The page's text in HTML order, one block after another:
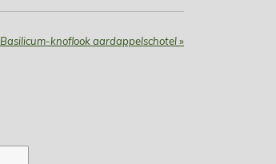
Basilicum-knoflook aardappelschotel»